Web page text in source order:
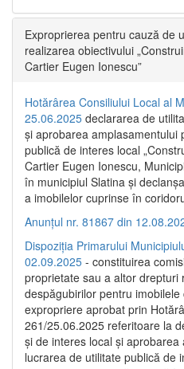
Exproprierea pentru cauză de
realizarea obiectivului
Cartier Eugen Ionescu”
Hotărârea Consiliului Local al
25.06.2025 declararea de
și aprobarea amplasamentului
publică de interes local
Cartier Eugen Ionescu,
în municipiul Slatina și
a imobilelor cuprinse în
Anunțul nr. 81867 din
Dispoziția Primarului
02.09.2025 - constituirea
proprietate sau a altor drepturi
despăgubirilor pentru
expropriere aprobat prin
261/25.06.2025 referitoare la
și de interes local și
lucrarea de utilitate publică de